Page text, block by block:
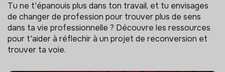
Tu ne t'épanouis plus dans ton travail, et tu envisages
de changer de profession pour trouver plus de sens
dans ta vie professionnelle ? Découvre les ressources
pour t'aider à réflechir à un projet de reconversion et
trouver ta voie.